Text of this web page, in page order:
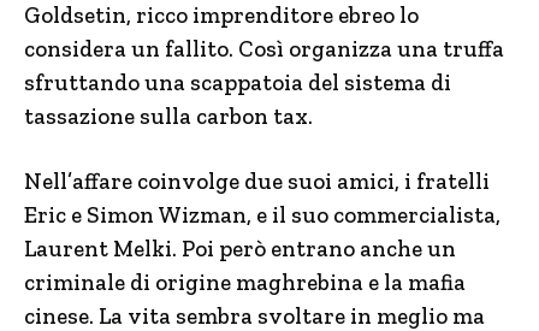
Goldsetin, ricco imprenditore ebreo lo
considera un fallito. Così organizza una truffa
sfruttando una scappatoia del sistema di
tassazione sulla carbon tax.
Nell’affare coinvolge due suoi amici, i fratelli
Eric e Simon Wizman, e il suo commercialista,
Laurent Melki. Poi però entrano anche un
criminale di origine maghrebina e la mafia
cinese. La vita sembra svoltare in meglio ma